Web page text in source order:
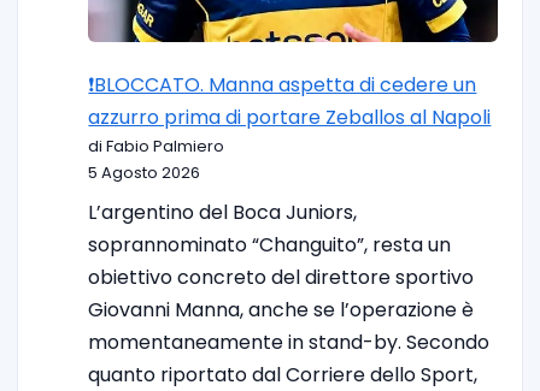
❗️BLOCCATO. Manna aspetta di cedere un
azzurro prima di portare Zeballos al Napoli
di Fabio Palmiero
5 Agosto 2026
L’argentino del Boca Juniors,
soprannominato “Changuito”, resta un
obiettivo concreto del direttore sportivo
Giovanni Manna, anche se l’operazione è
momentaneamente in stand-by. Secondo
quanto riportato dal Corriere dello Sport,